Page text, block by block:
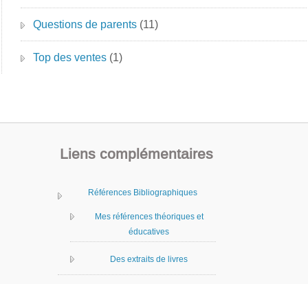
Questions de parents (11)
Top des ventes (1)
Liens complémentaires
Références Bibliographiques
Mes références théoriques et
éducatives
Des extraits de livres